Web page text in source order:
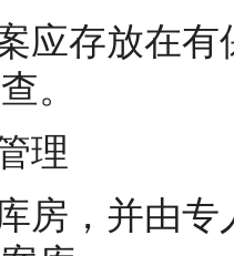
应存放在有
。
理
房，并由专